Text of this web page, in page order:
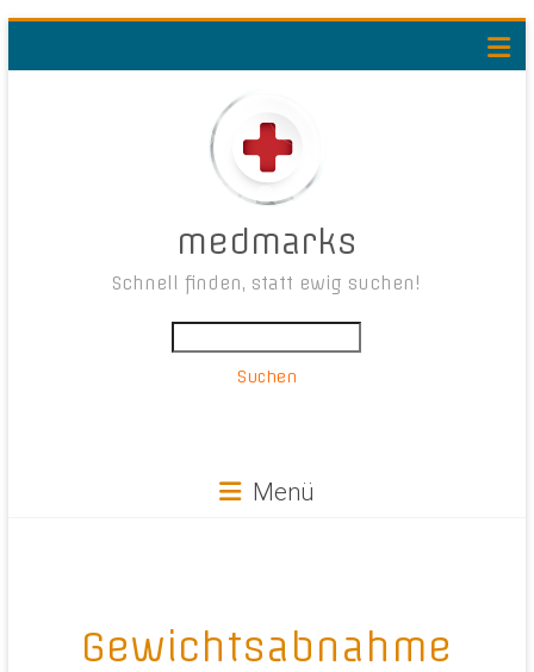
medmarks
Schnell finden, statt ewig suchen!
Suchen
Menü
Gewichtsabnahme